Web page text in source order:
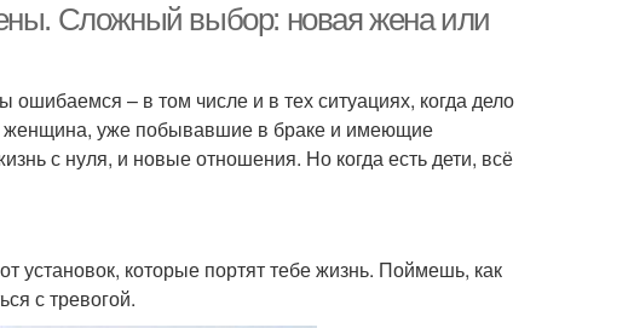
Сложный выбор: новая жена или
– в том числе и в тех ситуациях, когда дело
женщина, уже побывавшие в браке и имеющие
с нуля, и новые отношения. Но когда есть дети, всё
установок, которые портят тебе жизнь. Поймешь, как
с тревогой.